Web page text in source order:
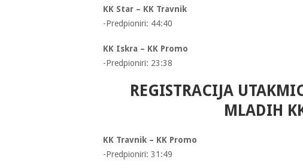
KK Star – KK Travnik
-Predpioniri: 44:40
KK Iskra – KK Promo
-Predpioniri: 23:38
REGISTRACIJA
MLADIH
KK Travnik – KK Promo
-Predpioniri: 31:49